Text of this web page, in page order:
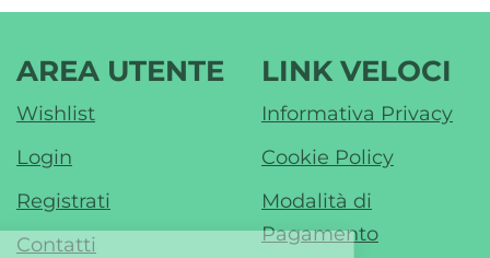
AREA UTENTE
Wishlist
Login
Registrati
Contatti
LINK VELOCI
Informativa Privacy
Cookie Policy
Modalità di
Pagamento